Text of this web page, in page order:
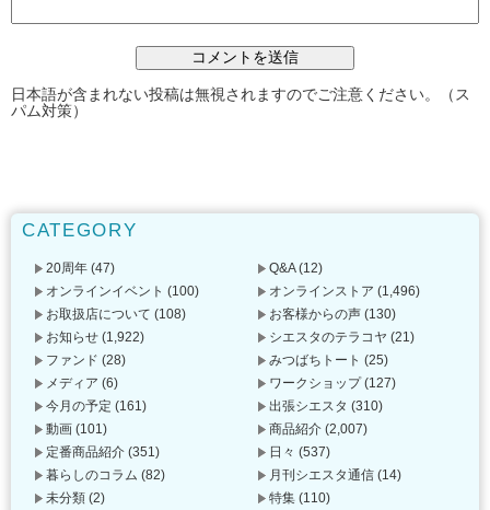
日本語が含まれない投稿は無視されますのでご注意ください。（ス
パム対策）
CATEGORY
20周年 (47) Q&A(12)
オンラインイベント (100) オンラインストア (1,496)
お取扱店について (108) お客様からの声 (130)
お知らせ (1,922) シエスタのテラコヤ (21)
ファンド (28) みつばちトート (25)
メディア (6) ワークショップ(127)
今月の予定 (161) 出張シエスタ (310)
動画 (101) 商品紹介 (2,007)
定番商品紹介 (351) 日々 (537)
暮らしのコラム (82) 月刊シエスタ通信 (14)
未分類 (2) 特集 (110)